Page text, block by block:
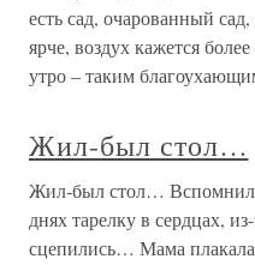
есть сад, очарованный
ярче, воздух кажется
утро – таким
Жил-был стол…
Жил-был стол…
днях тарелку в сердцах,
сцепились… Мама